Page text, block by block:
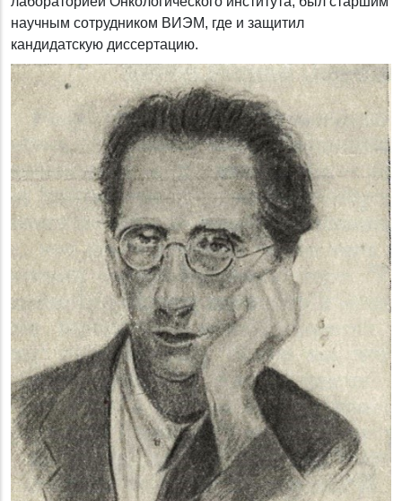
научным сотрудником ВИЭМ, где и защитил
кандидатскую диссертацию.